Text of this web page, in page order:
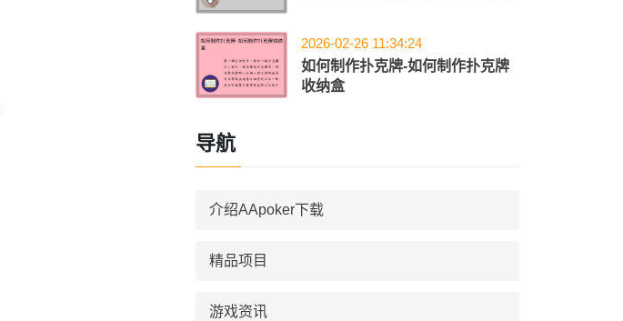
2026-02-26 11:34:24
如何制作扑克牌-如何制作扑克牌
收纳盒
导航
介绍AApoker下载
精品项目
游戏资讯